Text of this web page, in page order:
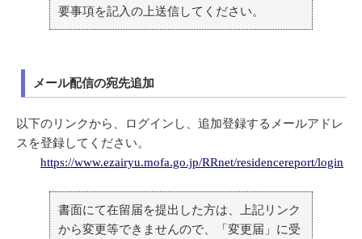
要事項を記入の上送信してください。
メール配信の宛先追加
以下のリンクから、ログインし、追加登録するメールアドレ
スを登録してください。
https://www.ezairyu.mofa.go.jp/RRnet/residencereport/login
書面にて在留届を提出した方は、上記リンク
から変更等できませんので、「変更届」に受